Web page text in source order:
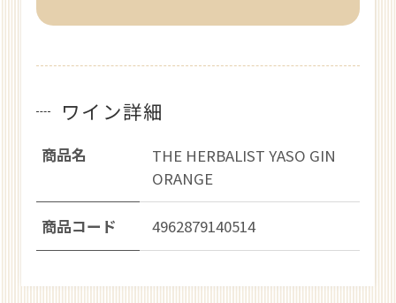
ワイン詳細
商品名
THE HERBALIST YASO GIN
ORANGE
商品コード 4962879140514